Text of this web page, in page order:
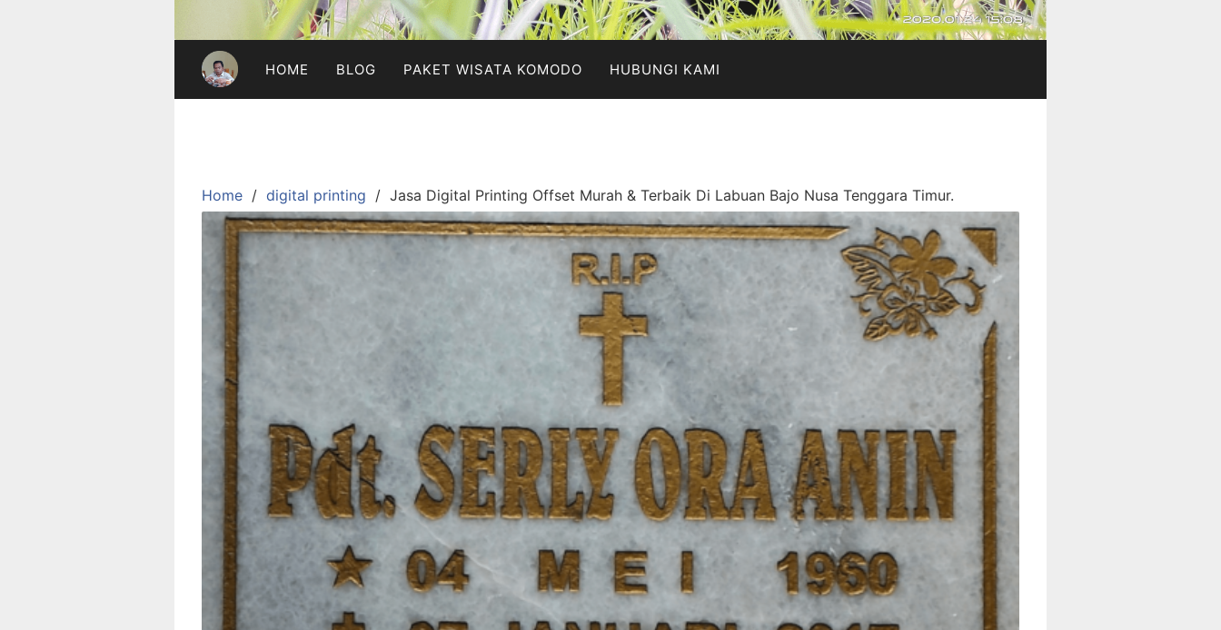
HOME BLOG PAKET WISATA KOMODO HUBUNGI KAMI
Home digital printing Jasa Digital Printing Offset Murah & Terbaik Di Labuan Bajo Nusa Tenggara Timur.